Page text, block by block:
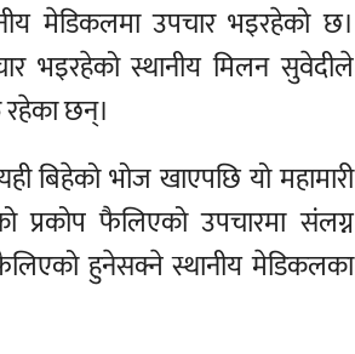
मेडिकलमा उपचार भइरहेको छ।
भइरहेको स्थानीय मिलन सुवेदीले
रहेका छन्।
बिहेको भोज खाएपछि यो महामारी
प्रकोप फैलिएको उपचारमा संलग्न
हुनेसक्ने स्थानीय मेडिकलका